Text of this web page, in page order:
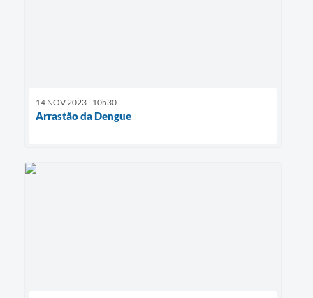
14 NOV 2023 - 10h30
Arrastão da Dengue